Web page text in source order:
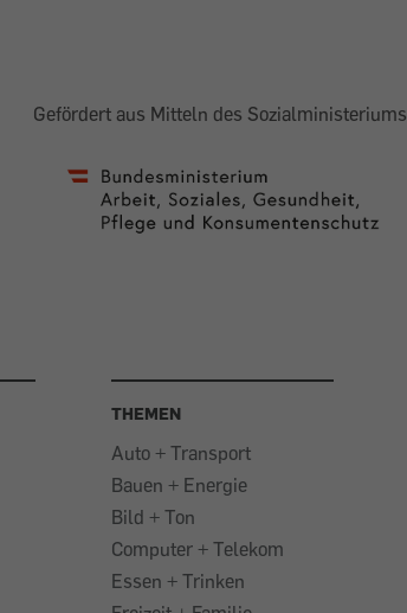
Gefördert aus Mitteln des Sozialministeriums
THEMEN
Auto + Transport
Bauen + Energie
Bild + Ton
Computer + Telekom
Essen + Trinken